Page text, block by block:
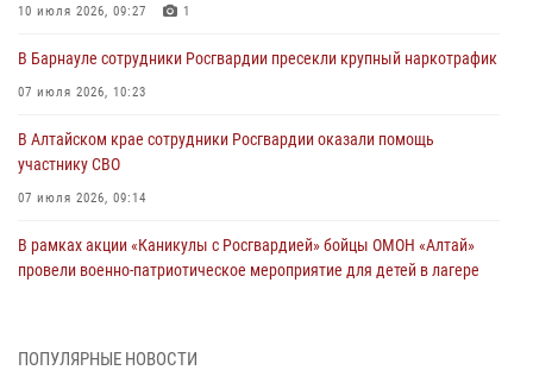
10 июля 2026, 09:27 1
В Барнауле сотрудники Росгвардии пресекли крупный наркотрафик
07 июля 2026, 10:23
В Алтайском крае сотрудники Росгвардии оказали помощь
участнику СВО
07 июля 2026, 09:14
В рамках акции «Каникулы с Росгвардией» бойцы ОМОН «Алтай»
провели военно-патриотическое мероприятие для детей в лагере
ПОПУЛЯРНЫЕ НОВОСТИ